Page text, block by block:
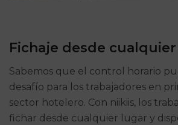
Fichaje desde
Sabemos que el control horario
desafío para los trabajadores en
sector hotelero. Con niikiis, los
fichar desde cualquier lugar y